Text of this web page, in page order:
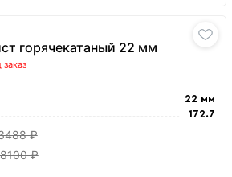
горячекатаный 22 мм
22 мм
172.7
₽
₽